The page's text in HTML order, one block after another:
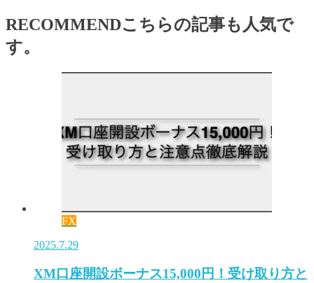
RECOMMENDこちらの記事も人気で
す。
FX
2025.7.29
XM口座開設ボーナス15,000円！受け取り方と